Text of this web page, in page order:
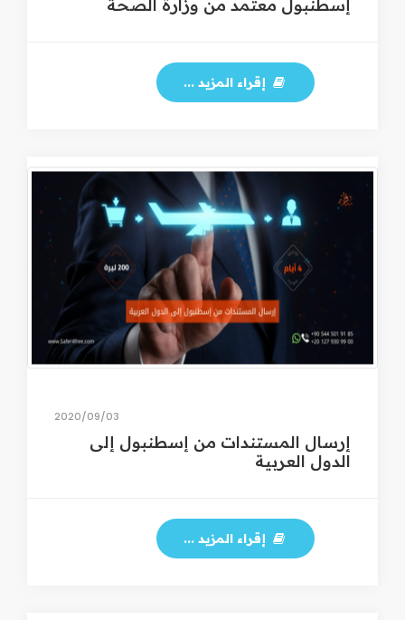
إسطنبول معتمد من وزارة الصحة
إقراء المزيد ...
03‏/09‏/2020
إرسال المستندات من إسطنبول إلى
الدول العربية
إقراء المزيد ...